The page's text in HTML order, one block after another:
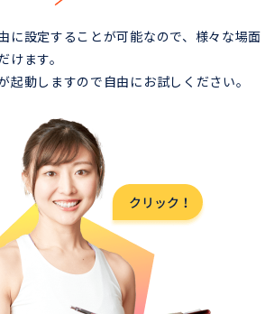
に設定することが可能なので、様々な場面
ます。
動しますので自由にお試しください。